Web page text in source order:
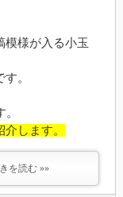
模様が入る小玉
。
します。
を読む »»